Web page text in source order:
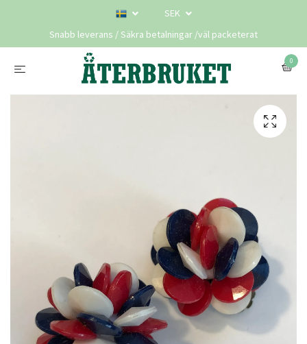
SEK
Snabb leverans / Säkra betalningar /väl packeterat
0